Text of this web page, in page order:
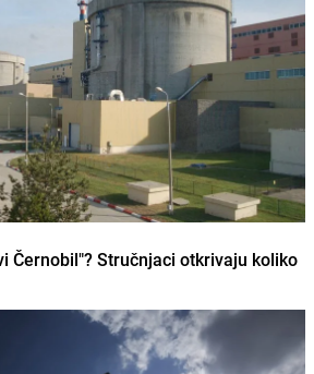
Černobil"? Stručnjaci otkrivaju koliko